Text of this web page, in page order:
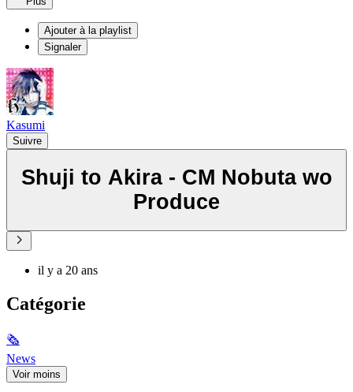
Ajouter à la playlist
Signaler
Kasumi
Suivre
Shuji to Akira - CM Nobuta wo
Produce
il y a 20 ans
Catégorie
🗞
News
Voir moins